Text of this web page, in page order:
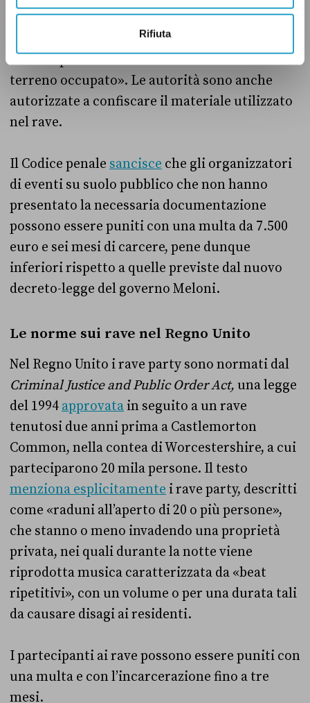
Rifiuta
senza successo, e le autorità possono fare uso
della forza se sono vittime di violenze oppure
se «non possono difendere in altro modo il
terreno occupato». Le autorità sono anche
autorizzate a confiscare il materiale utilizzato
nel rave.
Il Codice penale sancisce che gli organizzatori
di eventi su suolo pubblico che non hanno
presentato la necessaria documentazione
possono essere puniti con una multa da 7.500
euro e sei mesi di carcere, pene dunque
inferiori rispetto a quelle previste dal nuovo
decreto-legge del governo Meloni.
Le norme sui rave nel Regno Unito
Nel Regno Unito i rave party sono normati dal
Criminal Justice and Public Order Act, una legge
del 1994 approvata in seguito a un rave
tenutosi due anni prima a Castlemorton
Common, nella contea di Worcestershire, a cui
parteciparono 20 mila persone. Il testo
menziona esplicitamente i rave party, descritti
come «raduni all’aperto di 20 o più persone»,
che stanno o meno invadendo una proprietà
privata, nei quali durante la notte viene
riprodotta musica caratterizzata da «beat
ripetitivi», con un volume o per una durata tali
da causare disagi ai residenti.
I partecipanti ai rave possono essere puniti con
una multa e con l’incarcerazione fino a tre
mesi.